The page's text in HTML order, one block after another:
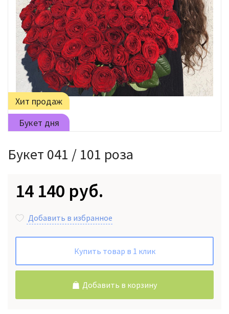
Хит продаж
Букет дня
Букет 041 / 101 роза
14 140 руб.
Добавить в избранное
Купить товар в 1 клик
Добавить в корзину